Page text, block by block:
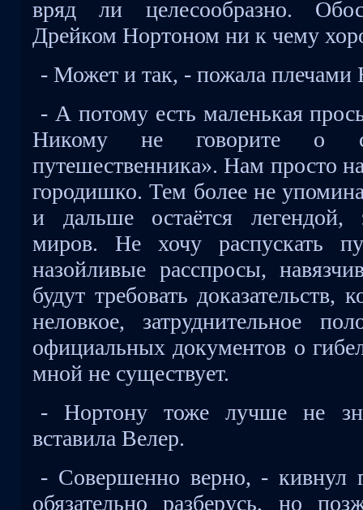
вряд ли целесообразно.
Дрейком Нортоном ни к чему
- Может и так, - пожала плечами
- А потому есть маленькая
Никому не говорите о
путешественника». Нам просто
городишко. Тем более не
и дальше остаётся легендой,
миров. Не хочу распускать
назойливые расспросы,
будут требовать
неловкое, затруднительное
официальных документов о
мной не существует.
- Нортону тоже лучше не
вставила Велер.
- Совершенно верно, -
обязательно разберусь, но